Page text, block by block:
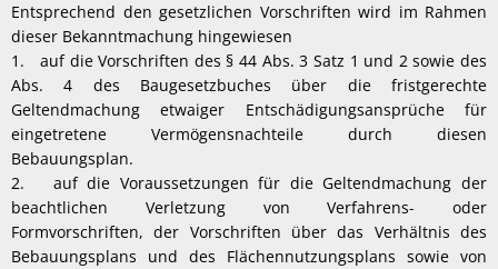
Entsprechend den gesetzlichen Vorschriften wird im Rahmen
dieser Bekanntmachung hingewiesen
1. auf die Vorschriften des § 44 Abs. 3 Satz 1 und 2 sowie des
Abs. 4 des Baugesetzbuches über die fristgerechte
Geltendmachung etwaiger Entschädigungsansprüche für
eingetretene Vermögensnachteile durch diesen
Bebauungsplan.
2. auf die Voraussetzungen für die Geltendmachung der
beachtlichen Verletzung von Verfahrens- oder
Formvorschriften, der Vorschriften über das Verhältnis des
Bebauungsplans und des Flächennutzungsplans sowie von